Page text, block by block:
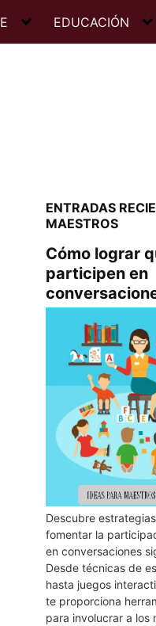
EDUCACIÓN
ENTRADAS
MAESTROS
Cómo lograr
participen en
Descubre
fomentar la
en conversaciones
Desde técnicas de
hasta juegos
te proporciona
para involucrar a los